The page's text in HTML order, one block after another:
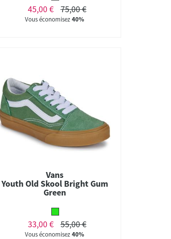
45,00 € 75,00 €
Vous économisez40%
Vans
Youth Old Skool Bright Gum
Green
33,00 € 55,00 €
Vous économisez40%